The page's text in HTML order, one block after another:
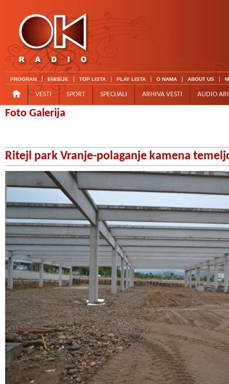
PROGRAM EMISIJE TOP LISTA PLAY LISTA O NAMA ABOUT US
VESTI SPORT SPECIJALI ARHIVA VESTI AUDIO
Foto Galerija
Ritejl park Vranje-polaganje kamena